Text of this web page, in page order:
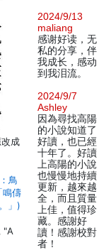
成
鳥
鳴儔
」)
"A
2024/9/13
maliang
感谢好读，无
私的分享，伴
我成长，感动
到我泪流。
2024/9/7
Ashley
因為尋找高陽
的小說知道了
好讀，也已經
十年了。好讀
上高陽的小說
也慢慢地持續
更新，越來越
全，而且質量
上佳，值得珍
藏。感謝好
讀！感謝校對
者！